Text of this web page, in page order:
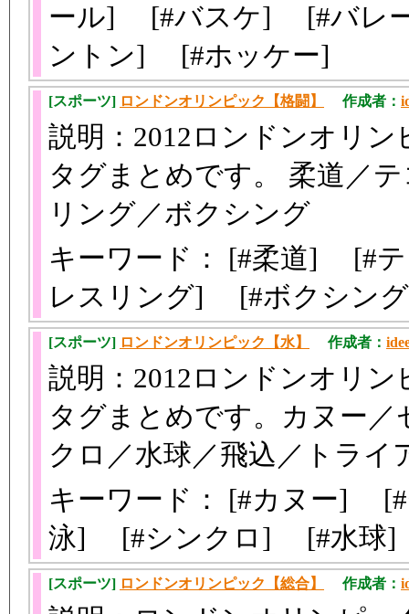
ール] [#バスケ] [#バレ
ントン] [#ホッケー]
[スポーツ] ロンドンオリンピック【格闘】 作成者：
説明：2012ロンドンオリ
タグまとめです。 柔道／
リング／ボクシング
キーワード： [#柔道] [#
レスリング] [#ボクシ
[スポーツ] ロンドンオリンピック【水】 作成者：
説明：2012ロンドンオリ
タグまとめです。カヌー
クロ／水球／飛込／トライ
キーワード： [#カヌー]
泳] [#シンクロ] [#水
[スポーツ] ロンドンオリンピック【総合】 作成者：